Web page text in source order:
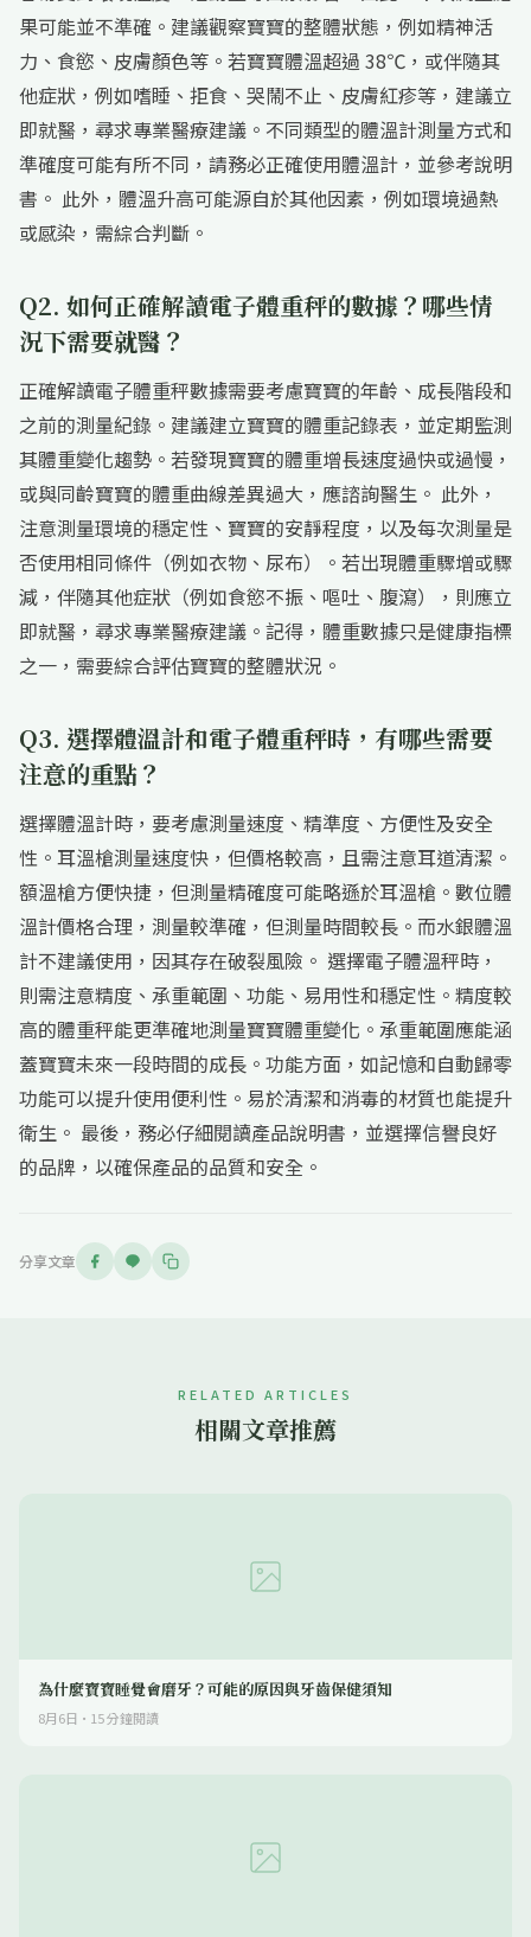
果可能並不準確。建議觀察寶寶的整體狀態，例如精神活
力、食慾、皮膚顏色等。若寶寶體溫超過 38℃，或伴隨其
他症狀，例如嗜睡、拒食、哭鬧不止、皮膚紅疹等，建議立
即就醫，尋求專業醫療建議。不同類型的體溫計測量方式和
準確度可能有所不同，請務必正確使用體溫計，並參考說明
書。 此外，體溫升高可能源自於其他因素，例如環境過熱
或感染，需綜合判斷。
Q2. 如何正確解讀電子體重秤的數據？哪些情
況下需要就醫？
正確解讀電子體重秤數據需要考慮寶寶的年齡、成長階段和
之前的測量紀錄。建議建立寶寶的體重記錄表，並定期監測
其體重變化趨勢。若發現寶寶的體重增長速度過快或過慢，
或與同齡寶寶的體重曲線差異過大，應諮詢醫生。 此外，
注意測量環境的穩定性、寶寶的安靜程度，以及每次測量是
否使用相同條件（例如衣物、尿布）。若出現體重驟增或驟
減，伴隨其他症狀（例如食慾不振、嘔吐、腹瀉），則應立
即就醫，尋求專業醫療建議。記得，體重數據只是健康指標
之一，需要綜合評估寶寶的整體狀況。
Q3. 選擇體溫計和電子體重秤時，有哪些需要
注意的重點？
選擇體溫計時，要考慮測量速度、精準度、方便性及安全
性。耳溫槍測量速度快，但價格較高，且需注意耳道清潔。
額溫槍方便快捷，但測量精確度可能略遜於耳溫槍。數位體
溫計價格合理，測量較準確，但測量時間較長。而水銀體溫
計不建議使用，因其存在破裂風險。 選擇電子體溫秤時，
則需注意精度、承重範圍、功能、易用性和穩定性。精度較
高的體重秤能更準確地測量寶寶體重變化。承重範圍應能涵
蓋寶寶未來一段時間的成長。功能方面，如記憶和自動歸零
功能可以提升使用便利性。易於清潔和消毒的材質也能提升
衛生。 最後，務必仔細閱讀產品說明書，並選擇信譽良好
的品牌，以確保產品的品質和安全。
分享文章
RELATED ARTICLES
相關文章推薦
為什麼寶寶睡覺會磨牙？可能的原因與牙齒保健須知
8月6日 · 15分鐘閱讀